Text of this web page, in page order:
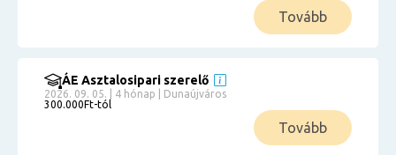
Tovább
ÁE Asztalosipari szerelő
2026. 09. 05. | 4 hónap | Dunaújváros
300.000Ft-tól
Tovább